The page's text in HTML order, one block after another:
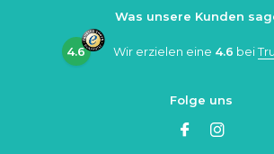
Was unsere Kunden
4.6 Wir erzielen eine 4.6 bei
Folge uns